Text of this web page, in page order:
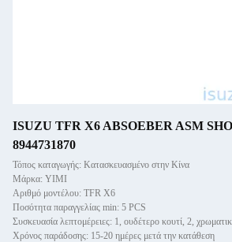
ISUZU TFR X6 ABSOEBER ASM
8944731870
Τόπος καταγωγής: Κατασκευασμένο στην Κίνα
Μάρκα: YIMI
Αριθμό μοντέλου: TFR X6
Ποσότητα παραγγελίας min: 5 PCS
Χρόνος παράδοσης: 15-20 ημέρες μετά την κατάθεση